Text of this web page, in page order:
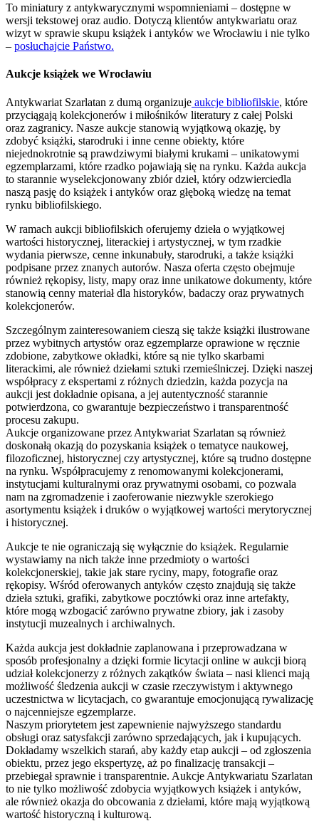
To miniatury z antykwarycznymi wspomnieniami – dostępne w
wersji tekstowej oraz audio. Dotyczą klientów antykwariatu oraz
wizyt w sprawie skupu książek i antyków we Wrocławiu i nie tylko
– posłuchajcie Państwo.
Aukcje książek we Wrocławiu
Antykwariat Szarlatan z dumą organizuje aukcje bibliofilskie, które
przyciągają kolekcjonerów i miłośników literatury z całej Polski
oraz zagranicy. Nasze aukcje stanowią wyjątkową okazję, by
zdobyć książki, starodruki i inne cenne obiekty, które
niejednokrotnie są prawdziwymi białymi krukami – unikatowymi
egzemplarzami, które rzadko pojawiają się na rynku. Każda aukcja
to starannie wyselekcjonowany zbiór dzieł, który odzwierciedla
naszą pasję do książek i antyków oraz głęboką wiedzę na temat
rynku bibliofilskiego.
W ramach aukcji bibliofilskich oferujemy dzieła o wyjątkowej
wartości historycznej, literackiej i artystycznej, w tym rzadkie
wydania pierwsze, cenne inkunabuły, starodruki, a także książki
podpisane przez znanych autorów. Nasza oferta często obejmuje
również rękopisy, listy, mapy oraz inne unikatowe dokumenty, które
stanowią cenny materiał dla historyków, badaczy oraz prywatnych
kolekcjonerów.
Szczególnym zainteresowaniem cieszą się także książki ilustrowane
przez wybitnych artystów oraz egzemplarze oprawione w ręcznie
zdobione, zabytkowe okładki, które są nie tylko skarbami
literackimi, ale również dziełami sztuki rzemieślniczej. Dzięki naszej
współpracy z ekspertami z różnych dziedzin, każda pozycja na
aukcji jest dokładnie opisana, a jej autentyczność starannie
potwierdzona, co gwarantuje bezpieczeństwo i transparentność
procesu zakupu.
Aukcje organizowane przez Antykwariat Szarlatan są również
doskonałą okazją do pozyskania książek o tematyce naukowej,
filozoficznej, historycznej czy artystycznej, które są trudno dostępne
na rynku. Współpracujemy z renomowanymi kolekcjonerami,
instytucjami kulturalnymi oraz prywatnymi osobami, co pozwala
nam na zgromadzenie i zaoferowanie niezwykle szerokiego
asortymentu książek i druków o wyjątkowej wartości merytorycznej
i historycznej.
Aukcje te nie ograniczają się wyłącznie do książek. Regularnie
wystawiamy na nich także inne przedmioty o wartości
kolekcjonerskiej, takie jak stare ryciny, mapy, fotografie oraz
rękopisy. Wśród oferowanych antyków często znajdują się także
dzieła sztuki, grafiki, zabytkowe pocztówki oraz inne artefakty,
które mogą wzbogacić zarówno prywatne zbiory, jak i zasoby
instytucji muzealnych i archiwalnych.
Każda aukcja jest dokładnie zaplanowana i przeprowadzana w
sposób profesjonalny a dzięki formie licytacji online w aukcji biorą
udział kolekcjonerzy z różnych zakątków świata – nasi klienci mają
możliwość śledzenia aukcji w czasie rzeczywistym i aktywnego
uczestnictwa w licytacjach, co gwarantuje emocjonującą rywalizację
o najcenniejsze egzemplarze.
Naszym priorytetem jest zapewnienie najwyższego standardu
obsługi oraz satysfakcji zarówno sprzedających, jak i kupujących.
Dokładamy wszelkich starań, aby każdy etap aukcji – od zgłoszenia
obiektu, przez jego ekspertyzę, aż po finalizację transakcji –
przebiegał sprawnie i transparentnie. Aukcje Antykwariatu Szarlatan
to nie tylko możliwość zdobycia wyjątkowych książek i antyków,
ale również okazja do obcowania z dziełami, które mają wyjątkową
wartość historyczną i kulturową.